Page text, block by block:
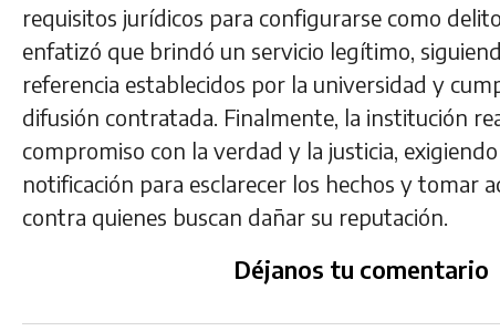
requisitos jurídicos para configurarse como
enfatizó que brindó un servicio legítimo,
referencia establecidos por la universidad y
difusión contratada. Finalmente, la institución
compromiso con la verdad y la justicia,
notificación para esclarecer los hechos y tomar
contra quienes buscan dañar su reputación.
Déjanos tu comentario